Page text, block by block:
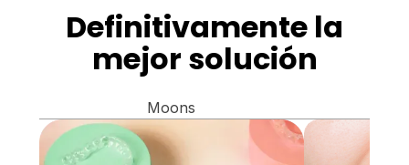
Definitivamente la
mejor solución
Moons